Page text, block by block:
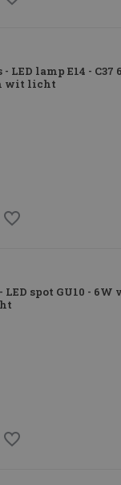
LED lamp E14 -
wit licht
spot GU10 - 6W